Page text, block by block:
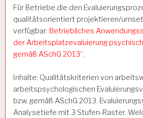
Für Betriebe,die den
qualitätsorientiert projektieren/
verfügbar: Betriebliches
der Arbeitsplatzevaluierung
gemäß ASchG 2013“.
Inhalte: Qualitätskriterien von
arbeitspsychologischen
bzw. gemäß ASchG 2013.
Analysetiefe mit 3 Stufen-Raster.